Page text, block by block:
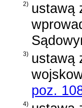
2) ustawą
3) ustawą
poz.
4)